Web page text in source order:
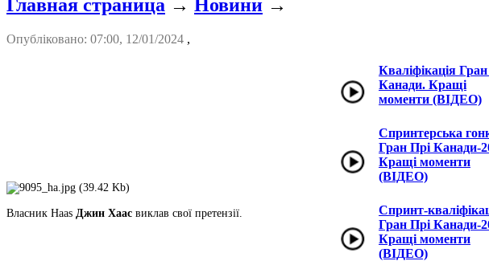
Главная страница → Новини →
Опубліковано: 07:00, 12/01/2024 ,
Власник Haas Джин Хаас виклав свої претензії.
Кваліфікація
Канади. Кращі
моменти (ВІДЕО)
Спринтерська
Гран Прі Канади-
Кращі моменти
(ВІДЕО)
Спринт-
Гран Прі Канади-
Кращі моменти
(ВІДЕО)